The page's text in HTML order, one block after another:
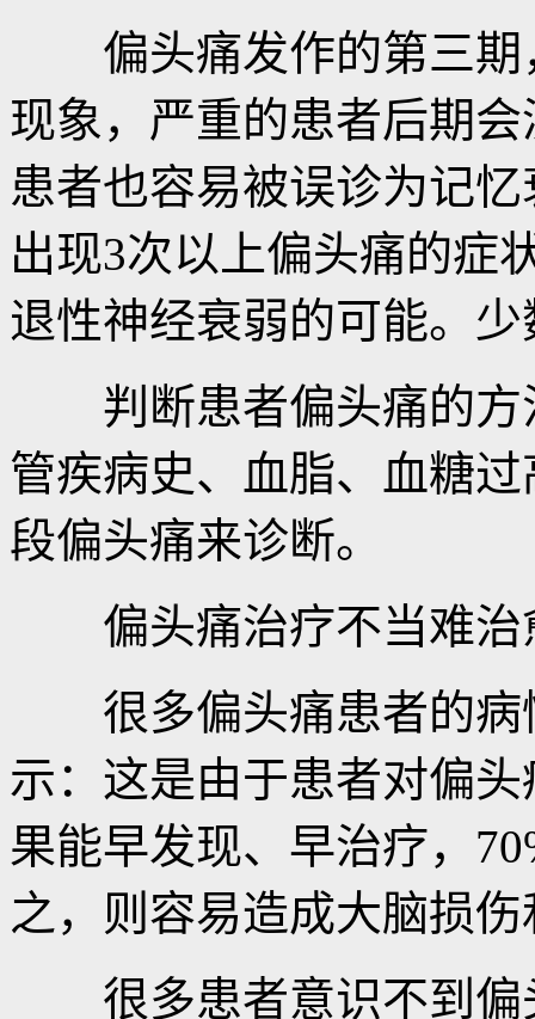
偏头痛发作的第三期
现象，严重的患者后期
患者也容易被误诊为记
出现3次以上偏头痛的症
退性神经衰弱的可能。
判断患者偏头痛的方
管疾病史、血脂、血糖
段偏头痛来诊断。
偏头痛治疗不当难治
很多偏头痛患者的病
示：这是由于患者对偏
果能早发现、早治疗，
之，则容易造成大脑损
很多患者意识不到偏